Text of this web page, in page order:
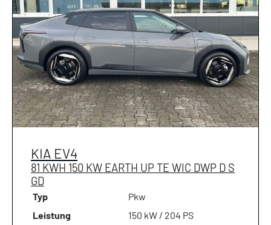
KIA EV4
81 KWH 150 KW EARTH UP TE WIC DWP D S
GD
Typ
Pkw
Leistung
150 kW / 204 PS